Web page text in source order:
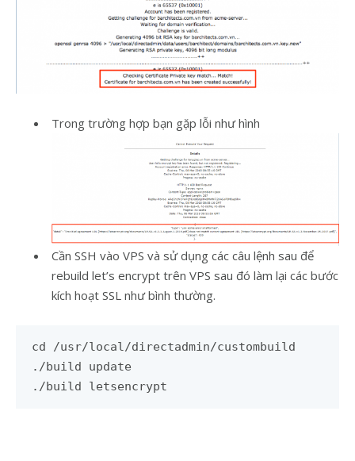
Trong trường hợp bạn gặp lỗi như hình
Cần SSH vào VPS và sử dụng các câu lệnh sau để
rebuild let’s encrypt trên VPS sau đó làm lại các bước
kích hoạt SSL như bình thường.
cd /usr/local/directadmin/custombuild
./build update
./build letsencrypt